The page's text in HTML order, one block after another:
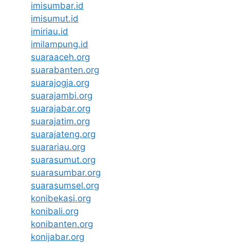
imisumbar.id
imisumut.id
imiriau.id
imilampung.id
suaraaceh.org
suarabanten.org
suarajogja.org
suarajambi.org
suarajabar.org
suarajatim.org
suarajateng.org
suarariau.org
suarasumut.org
suarasumbar.org
suarasumsel.org
konibekasi.org
konibali.org
konibanten.org
konijabar.org